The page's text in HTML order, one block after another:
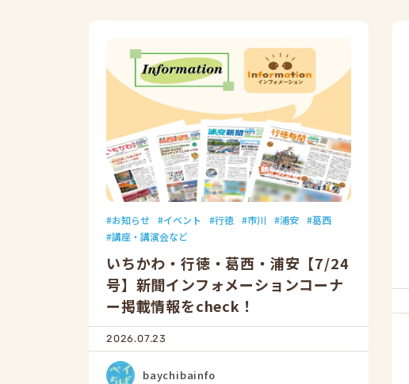
お知らせ イベント 行徳 市川 浦安
葛西
講座・講演会など
いちかわ・行徳・葛西・浦安【7/24
号】新聞インフォメーションコーナ
ー掲載情報をcheck！
2026.07.23
baychibainfo